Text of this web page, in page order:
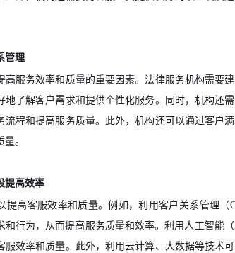
管理
高服务效率和质量的重要因素。法律服务机构需要
地了解客户需求和提供个性化服务。同时，机构还
流程和提高服务质量。此外，机构还可以通过客户
。
提高效率
提高客服效率和质量。例如，利用客户关系管理
和行为，从而提高服务质量和效率。利用人工智能
服效率和质量。此外，利用云计算、大数据等技术